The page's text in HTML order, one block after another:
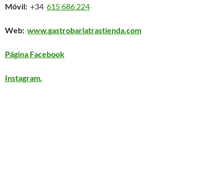
Móvil: +34 615 686 224
Web: www.gastrobarlatrastienda.com
Página Facebook
Instagram.